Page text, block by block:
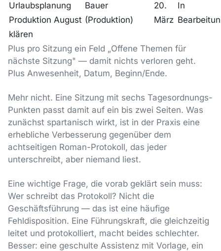
Urlaubsplanung
Produktion August
klären
Bauer
(Produktion)
20.
März
In
Plus pro Sitzung ein Feld „Offene Themen für
nächste Sitzung" — damit nichts verloren geht.
Plus Anwesenheit, Datum, Beginn/Ende.
Mehr nicht. Eine Sitzung mit sechs Tagesordnungs-
Punkten passt damit auf ein bis zwei Seiten. Was
zunächst spartanisch wirkt, ist in der Praxis eine
erhebliche Verbesserung gegenüber dem
achtseitigen Roman-Protokoll, das jeder
unterschreibt, aber niemand liest.
Eine wichtige Frage, die vorab geklärt sein muss:
Wer schreibt das Protokoll? Nicht die
Geschäftsführung — das ist eine häufige
Fehldisposition. Eine Führungskraft, die gleichzeitig
leitet und protokolliert, macht beides schlechter.
Besser: eine geschulte Assistenz mit Vorlage, ein